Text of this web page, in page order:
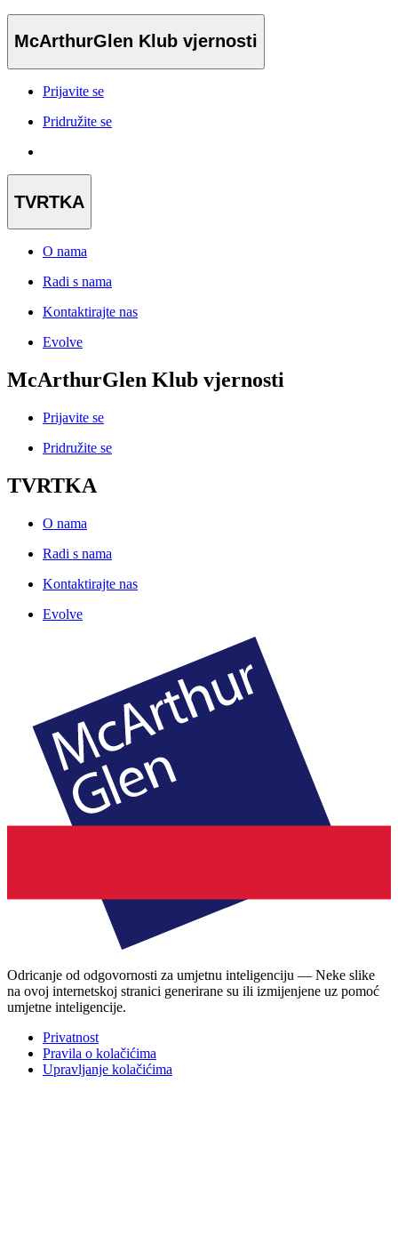
McArthurGlen Klub vjernosti
Prijavite se
Pridružite se
TVRTKA
O nama
Radi s nama
Kontaktirajte nas
Evolve
McArthurGlen Klub vjernosti
Prijavite se
Pridružite se
TVRTKA
O nama
Radi s nama
Kontaktirajte nas
Evolve
Odricanje od odgovornosti za umjetnu inteligenciju — Neke slike
na ovoj internetskoj stranici generirane su ili izmijenjene uz pomoć
umjetne inteligencije.
Privatnost
Pravila o kolačićima
Upravljanje kolačićima